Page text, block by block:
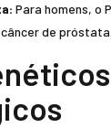
Para homens, o
de próstata.